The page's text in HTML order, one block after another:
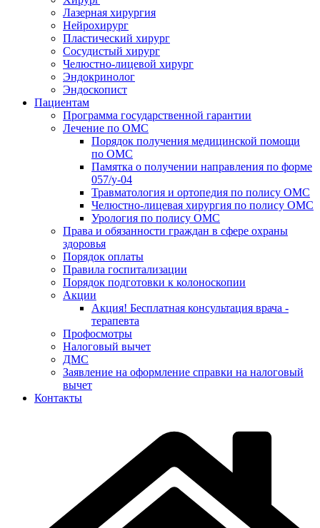
Лазерная хирургия
Нейрохирург
Пластический хирург
Сосудистый хирург
Челюстно-лицевой хирург
Эндокринолог
Эндоскопист
Пациентам
Программа государственной гарантии
Лечение по ОМС
Порядок получения медицинской помощи
по ОМС
Памятка о получении направления по форме
057/у-04
Травматология и ортопедия по полису ОМС
Челюстно-лицевая хирургия по полису ОМС
Урология по полису ОМС
Права и обязанности граждан в сфере охраны
здоровья
Порядок оплаты
Правила госпитализации
Порядок подготовки к колоноскопии
Акции
Акция! Бесплатная консультация врача -
терапевта
Профосмотры
Налоговый вычет
ДМС
Заявление на оформление справки на налоговый
вычет
Контакты